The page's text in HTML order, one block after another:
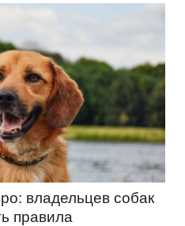
владельцев собак
правила